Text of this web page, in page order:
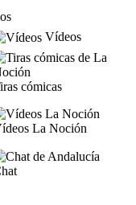
Vídeos
cómicas
La Noción